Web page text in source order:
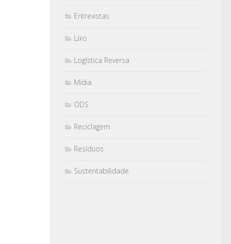
Entrevistas
Lixo
Logística Reversa
Mídia
ODS
Reciclagem
Resíduos
Sustentabilidade